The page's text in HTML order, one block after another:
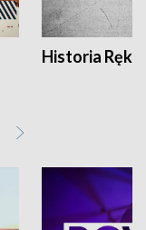
Historia Ręką